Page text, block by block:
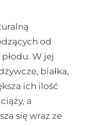
od
W jej
białka,
ich ilość
a
się wraz ze